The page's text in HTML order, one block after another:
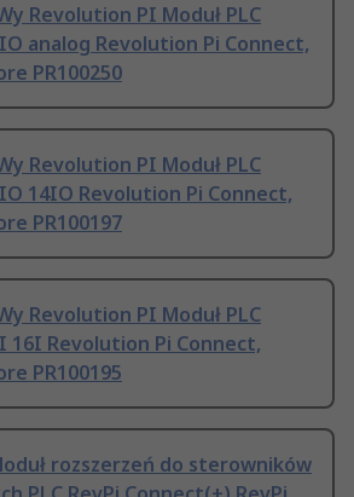
Revolution PI Moduł PLC
analog Revolution Pi Connect,
PR100250
Revolution PI Moduł PLC
14IO Revolution Pi Connect,
PR100197
Revolution PI Moduł PLC
16I Revolution Pi Connect,
PR100195
rozszerzeń do sterowników